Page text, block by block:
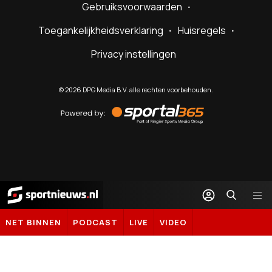
Gebruiksvoorwaarden
Toegankelijkheidsverklaring
Huisregels
Privacy instellingen
©2026 DPG Media B.V. alle rechten voorbehouden.
by
Sportal365
Sportnieuws.nl
NET BINNEN PODCAST LIVE VIDEO